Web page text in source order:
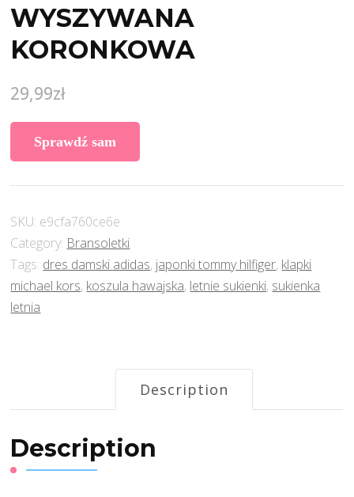
WYSZYWANA
KORONKOWA
29,99zł
Sprawdź sam
SKU: e9cfa760ce6e
Category: Bransoletki
Tags: dres damski adidas, japonki tommy hilfiger, klapki
michael kors, koszula hawajska, letnie sukienki, sukienka
letnia
Description
Description